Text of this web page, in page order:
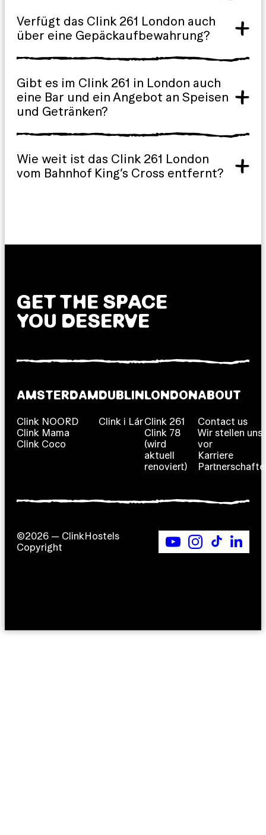
Verfügt das Clink 261 London auch
über eine Gepäckaufbewahrung?
Gibt es im Clink 261 in London auch
eine Bar und ein Angebot an Speisen
und Getränken?
Wie weit ist das Clink 261 London
vom Bahnhof King’s Cross entfernt?
GET THE SPACE
YOU DESERVE
AMSTERDAM
Clink NOORD
Clink Mama
Clink Coco
DUBLIN
Clink i Lár
LONDON
Clink 261
Clink 78
(wird
aktuell
renoviert)
ABOUT
Contact us
Wir stellen uns
vor
Karriere
©2026 — ClinkHostels
Copyright